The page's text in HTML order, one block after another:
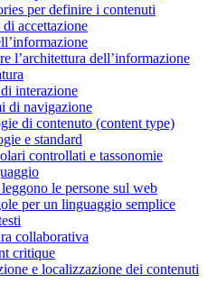
per definire i contenuti
accettazione
l’architettura dell’informazione
interazione
di navigazione
di contenuto (content type)
e standard
controllati e tassonomie
le persone sul web
per un linguaggio semplice
collaborativa
critique
e localizzazione dei contenuti